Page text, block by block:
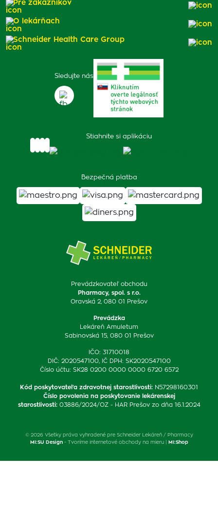
Prevádzkovateľ obchodu
Pharmacy, spol. s r.o.
Oravská 2, 080 01 Prešov
Prevádzka
Lekáreň Amuletum
Sabinovská 15, 080 01 Prešov
IČO: 31710018
DIČ: 2020547100, IČ DPH: SK2020547100
Číslo účtu: SK28 0200 0000 0000 6720 6572
Kód poskytovateľa zdravotnej starostlivosti: N57298160301
Číslo povolenia na poskytovanie lekárenskej
starostlivosti: 03886/2024/OZ - HAR Prešov zo dňa 16.1.2024
Sledujte nás
Stiahnite si aplikáciu
Bezpečná platba
Pre zákazníkov
O lekárňach
Schneider Health Care Group
© 2026 Všetky práva vyhradené pre Schneider Lekáreň / Pharmacy
MI:SU Design- Tvoríme internetové obchody na mieru | MI:Shop